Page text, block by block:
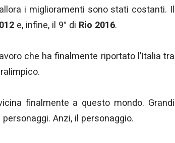
i miglioramenti sono stati costanti. Il
e, infine, il 9° di Rio 2016.
che ha finalmente riportato l’Italia tra
finalmente a questo mondo. Grandi
Anzi, il personaggio.